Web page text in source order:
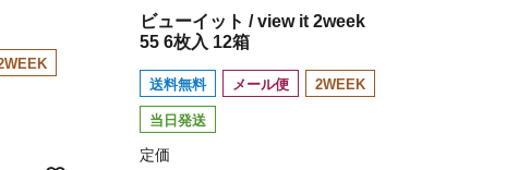
ビューイット / view it 2week
55 6枚入 12箱
送料無料 メール便 2WEEK
当日発送
定価